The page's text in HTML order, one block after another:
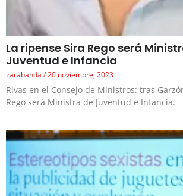
La ripense Sira Rego será
Juventud e Infancia
zarabanda 20 noviembre, 2023
Rivas en el Consejo de Ministros: tras
Rego será Ministra de Juventud e Infancia.